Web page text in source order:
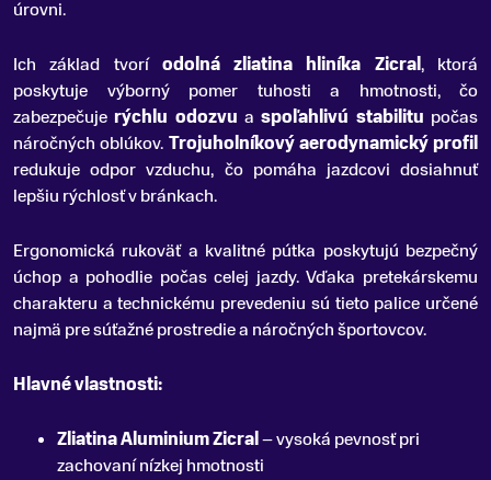
úrovni.
Ich základ tvorí odolná zliatina hliníka Zicral, ktorá
poskytuje výborný pomer tuhosti a hmotnosti, čo
zabezpečuje rýchlu odozvu aspoľahlivú stabilitu počas
náročných oblúkov. Trojuholníkový aerodynamický profil
redukuje odpor vzduchu, čo pomáha jazdcovi dosiahnuť
lepšiu rýchlosť v bránkach.
Ergonomická rukoväť a kvalitné pútka poskytujú bezpečný
úchop a pohodlie počas celej jazdy. Vďaka pretekárskemu
charakteru a technickému prevedeniu sú tieto palice určené
najmä pre súťažné prostredie a náročných športovcov.
Hlavné vlastnosti:
Zliatina Aluminium Zicral– vysoká pevnosť pri
zachovaní nízkej hmotnosti